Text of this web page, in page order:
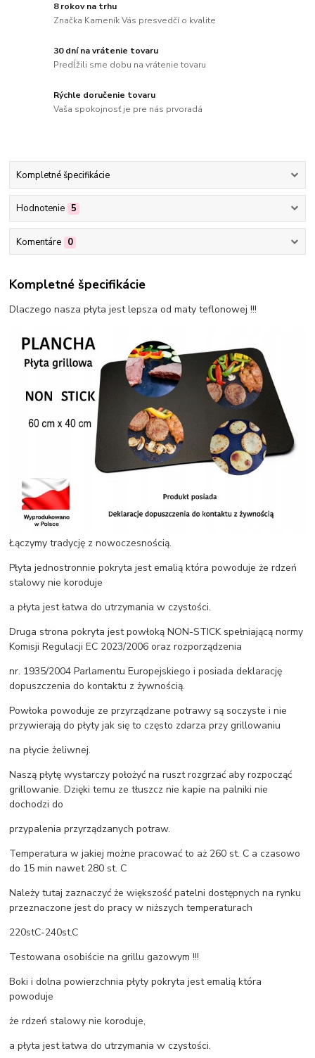
8 rokov na trhu
Značka Kameník Vás presvedčí o kvalite
30 dní na vrátenie tovaru
Predĺžili sme dobu na vrátenie tovaru
Rýchle doručenie tovaru
Vaša spokojnosť je pre nás prvoradá
Kompletné špecifikácie
Hodnotenie 5
Komentáre 0
Kompletné špecifikácie
Dlaczego nasza płyta jest lepsza od maty teflonowej !!!
Łączymy tradycję z nowoczesnością.
Płyta jednostronnie pokryta jest emalią która powoduje że rdzeń
stalowy nie koroduje
a płyta jest łatwa do utrzymania w czystości.
Druga strona pokryta jest powłoką NON-STICK spełniającą normy
Komisji Regulacji EC 2023/2006 oraz rozporządzenia
nr. 1935/2004 Parlamentu Europejskiego i posiada deklarację
dopuszczenia do kontaktu z żywnością.
Powłoka powoduje ze przyrządzane potrawy są soczyste i nie
przywierają do płyty jak się to często zdarza przy grillowaniu
na płycie żeliwnej.
Naszą płytę wystarczy położyć na ruszt rozgrzać aby rozpocząć
grillowanie. Dzięki temu ze tłuszcz nie kapie na palniki nie
dochodzi do
przypalenia przyrządzanych potraw.
Temperatura w jakiej możne pracować to aż 260 st. C a czasowo
do 15 min nawet 280 st. C
Należy tutaj zaznaczyć że większość patelni dostępnych na rynku
przeznaczone jest do pracy w niższych temperaturach
220stC-240st.C
Testowana osobiście na grillu gazowym !!!
Boki i dolna powierzchnia płyty pokryta jest emalią która
powoduje
że rdzeń stalowy nie koroduje,
a płyta jest łatwa do utrzymania w czystości.